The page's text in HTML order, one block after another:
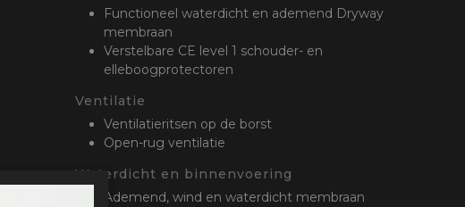
Functioneel waterdicht en ademend Dryway
membraan
Verstelbare CE level 1 schouder- en
elleboogprotectoren
Ventilatie
Ventilatieritsen op de borst
Open-rug ventilatie
Waterdicht en binnenvoering
Ademend, wind en waterdicht membraan